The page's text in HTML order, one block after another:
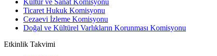
Kültür ve Sanat Komisyonu
Ticaret Hukuk Komisyonu
Cezaevi İzleme Komisyonu
Doğal ve Kültürel Varlıkların Korunması Komisyonu
Etkinlik Takvimi